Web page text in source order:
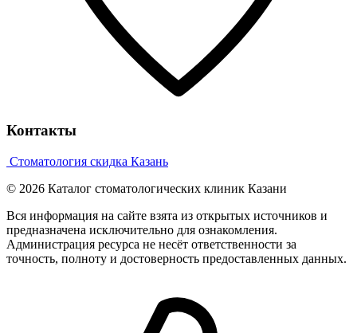
Контакты
Стоматология скидка Казань
© 2026 Каталог стоматологических клиник Казани
Вся информация на сайте взята из открытых источников и
предназначена исключительно для ознакомления.
Администрация ресурса не несёт ответственности за
точность, полноту и достоверность предоставленных данных.